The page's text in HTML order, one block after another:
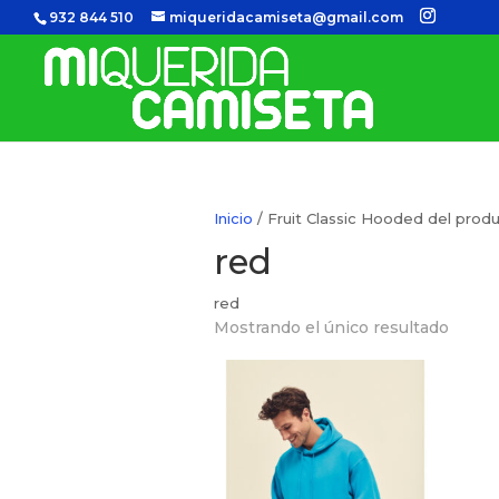
932 844 510 miqueridacamiseta@gmail.com
Inicio / Fruit Classic Hooded del
red
red
Mostrando el único resultado